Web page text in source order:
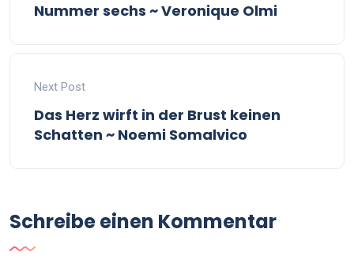
Nummer sechs ~ Veronique Olmi
Next Post
Das Herz wirft in der Brust keinen
Schatten ~ Noemi Somalvico
Schreibe einen Kommentar